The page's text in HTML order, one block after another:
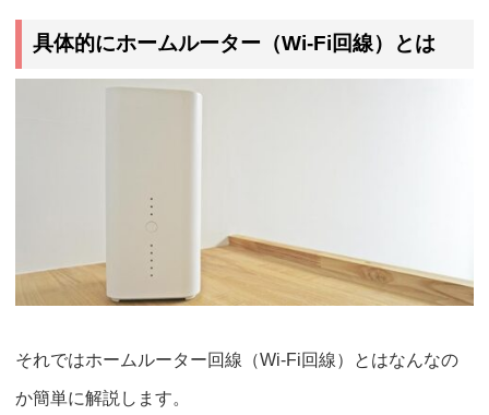
具体的にホームルーター（Wi-Fi回線）とは
それではホームルーター回線（Wi-Fi回線）とはなんなの
か簡単に解説します。